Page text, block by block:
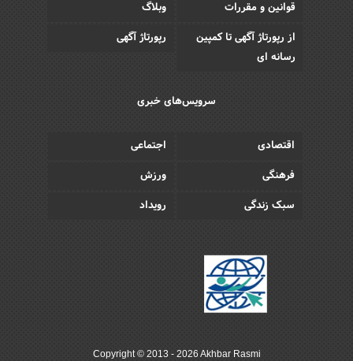
قوانین و مقررات
وبلاگ
از رپورتاژ آگهی تا کمپین
رسانه ای
رپورتاژ آگهی
سرویس‌های خبری
اقتصادی
اجتماعی
فرهنگی
ورزش
سبک زندگی
رویداد
Copyright © 2013 - 2026 Akhbar Rasmi